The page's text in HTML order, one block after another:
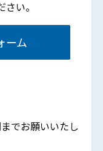
い。
ーム
でお願いいたし